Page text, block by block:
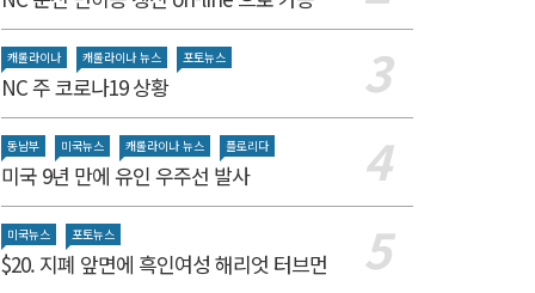
캐롤라이나 캐롤라이나 뉴스 포토뉴스
NC 주 코로나19 상황
동남부 미국뉴스 캐롤라이나 뉴스 플로리다
미국 9년 만에 유인 우주선 발사
미국뉴스 포토뉴스
$20. 지폐 앞면에 흑인여성 해리엇 터브먼